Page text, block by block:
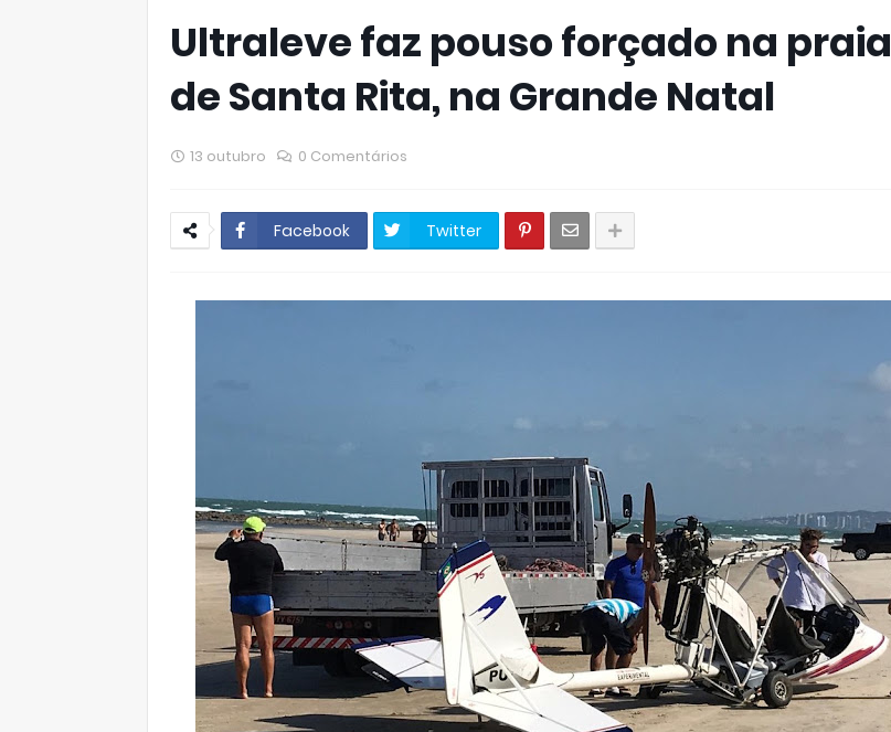
Ultraleve faz pouso forçado na praia
de Santa Rita, na Grande Natal
13 outubro 0 Comentários
Facebook Twitter